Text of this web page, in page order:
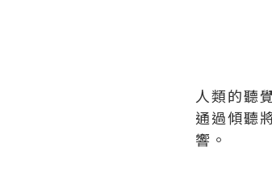
人類的聽
通過傾聽
響。